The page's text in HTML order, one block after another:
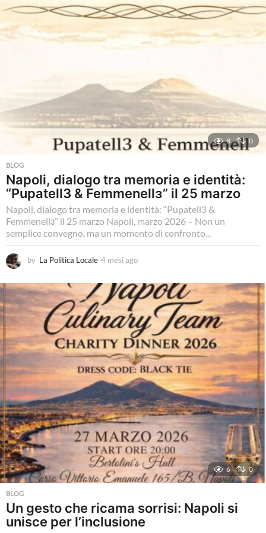
o
8 0
BLOG
Napoli, dialogo tra memoria e identità:
“Pupatell3 & Femmenellɜ” il 25 marzo
Napoli, dialogo tra memoria e identità: “Pupatell3 &
Femmenellɜ” il 25 marzo Napoli, marzo 2026 – Non un
semplice convegno, ma un momento di confronto...
by La Politica Locale 4 mesi ago
e
s
a
g
o
6 0
BLOG
Un gesto che ricama sorrisi: Napoli si
unisce per l’inclusione